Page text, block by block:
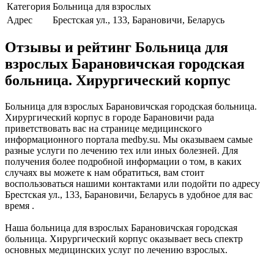
Категория Больница для взрослых
Адрес
Брестская ул., 133, Барановичи, Беларусь
Отзывы и рейтинг Больница для
взрослых Барановичская городская
больница. Хирургический корпус
Больница для взрослых Барановичская городская больница.
Хирургический корпус в городе Барановичи рада
приветствовать вас на странице медицинского
информационного портала medby.su. Мы оказываем самые
разные услуги по лечению тех или иных болезней. Для
получения более подробной информации о том, в каких
случаях вы можете к нам обратиться, вам стоит
воспользоваться нашими контактами или подойти по адресу
Брестская ул., 133, Барановичи, Беларусь в удобное для вас
время .
Наша больница для взрослых Барановичская городская
больница. Хирургический корпус оказывает весь спектр
основных медицинских услуг по лечению взрослых.